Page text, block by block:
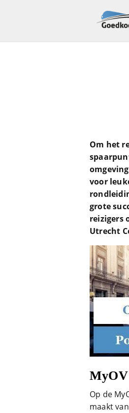
Om het
voor
grote
reizigers
Utrecht
Op de
maakt